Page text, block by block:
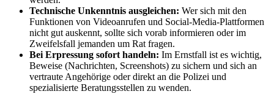
Technische Unkenntnis ausgleichen: Wer sich mit den
Funktionen von Videoanrufen und Social-Media-Plattformen
nicht gut auskennt, sollte sich vorab informieren oder im
Zweifelsfall jemanden um Rat fragen.
Bei Erpressung sofort handeln: Im Ernstfall ist es wichtig,
Beweise (Nachrichten, Screenshots) zu sichern und sich an
vertraute Angehörige oder direkt an die Polizei und
spezialisierte Beratungsstellen zu wenden.